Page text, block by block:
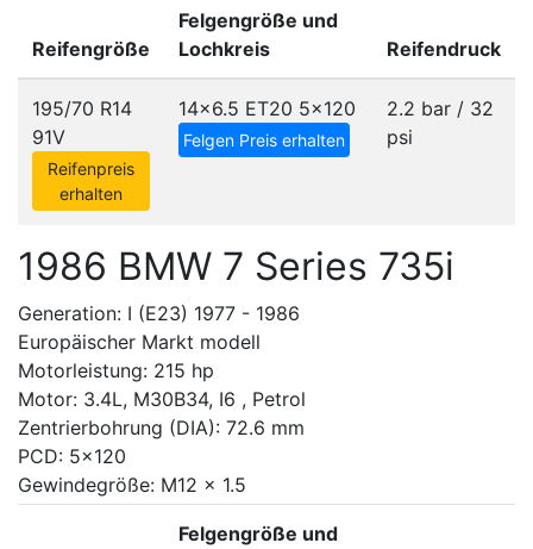
Reifengröße
Felgengröße und
Lochkreis
Reifendruck
195/70 R14
91V
Reifenpreis
erhalten
14x6.5 ET20 5x120
Felgen Preis erhalten
2.2 bar / 32
psi
1986 BMW 7 Series 735i
Generation: I (E23) 1977 - 1986
Europäischer Markt modell
Motorleistung: 215 hp
Motor: 3.4L, M30B34, I6 , Petrol
Zentrierbohrung (DIA): 72.6 mm
PCD: 5x120
Gewindegröße: M12 x 1.5
Felgengröße und